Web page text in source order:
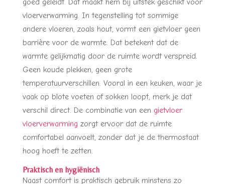
goed geleidt. Dat maakt hem bij uitstek geschikt voor
vloerverwarming. In tegenstelling tot sommige
andere vloeren, zoals hout, vormt een gietvloer geen
barrière voor de warmte. Dat betekent dat de
warmte gelijkmatig door de ruimte wordt verspreid.
Geen koude plekken, geen grote
temperatuurverschillen. Vooral in een keuken, waar je
vaak op blote voeten of sokken loopt, merk je dat
verschil direct. De combinatie van een gietvloer
vloerverwarming zorgt ervoor dat de ruimte
comfortabel aanvoelt, zonder dat je de thermostaat
hoog hoeft te zetten.
Praktisch en hygiënisch
Naast comfort is praktisch gebruik minstens zo